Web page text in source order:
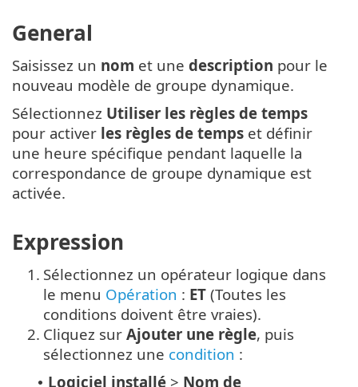
General
Saisissez un nom et une description pour le
nouveau modèle de groupe dynamique.
Sélectionnez Utiliser les règles de temps
pour activer les règles de temps et définir
une heure spécifique pendant laquelle la
correspondance de groupe dynamique est
activée.
Expression
1. Sélectionnez un opérateur logique dans
le menu Opération : ET (Toutes les
conditions doivent être vraies).
2. Cliquez sur Ajouter une règle, puis
sélectionnez une condition :
• Logiciel installé > Nom de